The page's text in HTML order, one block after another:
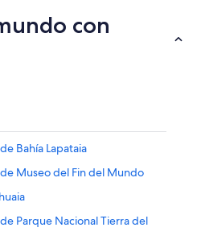
con
Bahía Lapataia
Museo del Fin del Mundo
Parque Nacional Tierra del